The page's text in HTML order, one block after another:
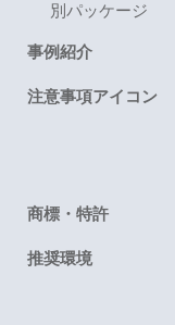
別パッケージ
事例紹介
注意事項アイコン
商標・特許
推奨環境